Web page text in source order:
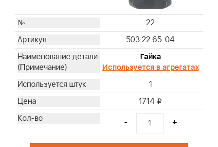
22
503 22 65-04
Гайка
Используется в агрегатах
1
1714 i
- +